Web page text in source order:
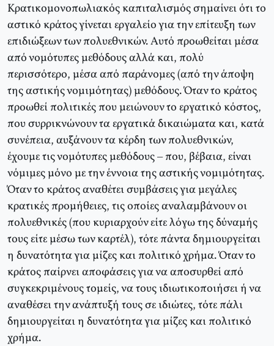
Κρατικομονοπωλιακός καπιταλισμός σημαίνει ότι το
αστικό κράτος γίνεται εργαλείο για την επίτευξη των
επιδιώξεων των πολυεθνικών. Αυτό προωθείται μέσα
από νομότυπες μεθόδους αλλά και, πολύ
περισσότερο, μέσα από παράνομες (από την άποψη
της αστικής νομιμότητας) μεθόδους. Όταν το κράτος
προωθεί πολιτικές που μειώνουν το εργατικό κόστος,
που συρρικνώνουν τα εργατικά δικαιώματα και, κατά
συνέπεια, αυξάνουν τα κέρδη των πολυεθνικών,
έχουμε τις νομότυπες μεθόδους – που, βέβαια, είναι
νόμιμες μόνο με την έννοια της αστικής νομιμότητας.
Όταν το κράτος αναθέτει συμβάσεις για μεγάλες
κρατικές προμήθειες, τις οποίες αναλαμβάνουν οι
πολυεθνικές (που κυριαρχούν είτε λόγω της δύναμής
τους είτε μέσω των καρτέλ), τότε πάντα δημιουργείται
η δυνατότητα για μίζες και πολιτικό χρήμα. Όταν το
κράτος παίρνει αποφάσεις για να αποσυρθεί από
συγκεκριμένους τομείς, να τους ιδιωτικοποιήσει ή να
αναθέσει την ανάπτυξή τους σε ιδιώτες, τότε πάλι
δημιουργείται η δυνατότητα για μίζες και πολιτικό
χρήμα.